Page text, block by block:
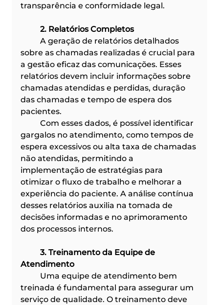
transparência e conformidade legal.
	2. Relatórios Completos
sobre as chamadas realizadas é crucial para
a gestão eficaz das comunicações. Esses
relatórios devem incluir informações sobre
chamadas atendidas e perdidas, duração
das chamadas e tempo de espera dos
pacientes.
gargalos no atendimento, como tempos de
espera excessivos ou alta taxa de chamadas
não atendidas, permitindo a
implementação de estratégias para
otimizar o fluxo de trabalho e melhorar a
experiência do paciente. A análise contínua
desses relatórios auxilia na tomada de
decisões informadas e no aprimoramento
dos processos internos.​
Atendimento
treinada é fundamental para assegurar um
serviço de qualidade. O treinamento deve